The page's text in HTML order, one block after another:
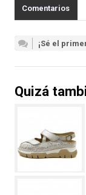
Comentarios
¡Sé el
Quizá